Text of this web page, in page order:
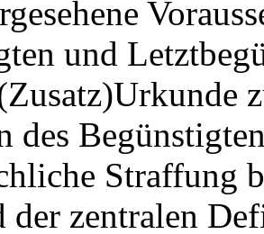
und
des
Straffung
zentralen